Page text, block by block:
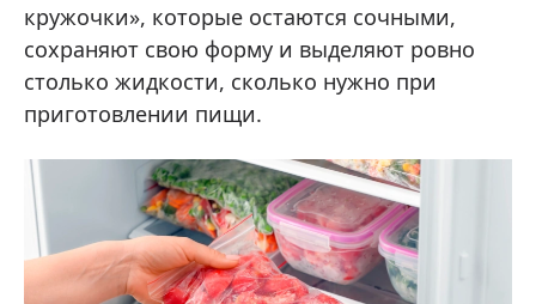
кружочки», которые остаются сочными,
сохраняют свою форму и выделяют ровно
столько жидкости, сколько нужно при
приготовлении пищи.